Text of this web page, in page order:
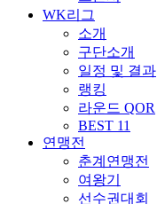
WK리그
소개
구단소개
일정 및 결과
랭킹
라운드 QOR
BEST 11
연맹전
춘계연맹전
여왕기
선수권대회